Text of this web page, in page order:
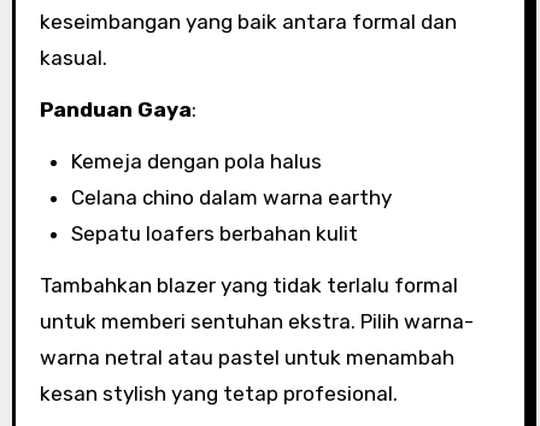
keseimbangan yang baik antara formal dan
kasual.
Panduan Gaya:
Kemeja dengan pola halus
Celana chino dalam warna earthy
Sepatu loafers berbahan kulit
Tambahkan blazer yang tidak terlalu formal
untuk memberi sentuhan ekstra. Pilih warna-
warna netral atau pastel untuk menambah
kesan stylish yang tetap profesional.